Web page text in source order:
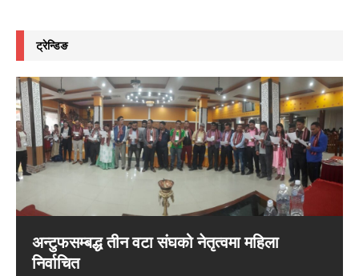
ट्रेन्डिङ
अन्टुफसम्बद्ध तीन वटा संघको नेतृत्वमा महिला
निर्वाचित